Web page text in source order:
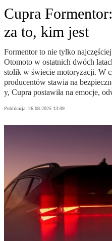
Cupra
za to, kim jest
Formentor to nie tylko
Otomoto w ostatnich dwóch
stolik w świecie motoryzacji. W
producentów stawia na
y, Cupra postawiła na emocje,
Publikacja: 26.08.2025 13:09